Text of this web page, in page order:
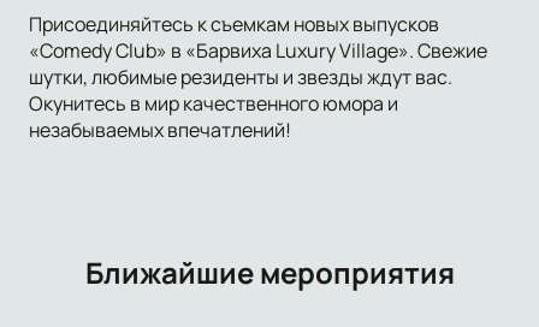
Присоединяйтесь к съемкам новых выпусков
«Comedy Club» в «Барвиха Luxury Village». Свежие
шутки, любимые резиденты и звезды ждут вас.
Окунитесь в мир качественного юмора и
незабываемых впечатлений!
Ближайшие мероприятия